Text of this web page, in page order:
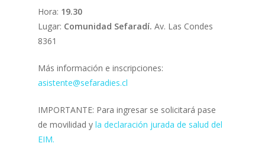
Hora: 19.30
Lugar: Comunidad Sefaradí. Av. Las Condes
8361
Más información e inscripciones:
asistente@sefaradies.cl
IMPORTANTE: Para ingresar se solicitará pase
de movilidad y la declaración jurada de salud del
EIM.